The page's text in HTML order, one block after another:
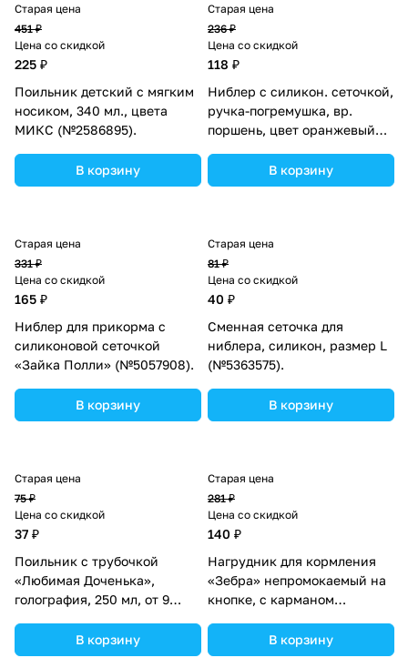
Старая цена
451 ₽
Цена со скидкой
225 ₽
Поильник детский с мягким
носиком, 340 мл., цвета
МИКС (№2586895).
В корзину
Старая цена
236 ₽
Цена со скидкой
118 ₽
Ниблер с силикон. сеточкой,
ручка-погремушка, вр.
поршень, цвет оранжевый
В корзину
Старая цена
331 ₽
Цена со скидкой
165 ₽
Ниблер для прикорма с
силиконовой сеточкой
«Зайка Полли» (№5057908).
В корзину
Старая цена
81 ₽
Цена со скидкой
40 ₽
Сменная сеточка для
ниблера, силикон, размер L
(№5363575).
В корзину
Старая цена
75 ₽
Цена со скидкой
37 ₽
Поильник с трубочкой
«Любимая Доченька»,
голография, 250 мл, от 9
(№1854299).В корзину
Старая цена
281 ₽
Цена со скидкой
140 ₽
Нагрудник для кормления
«Зебра» непромокаемый на
кнопке, с карманом
В корзину